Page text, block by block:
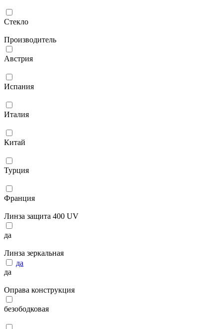
Стекло
Производитель
Австрия
Испания
Италия
Китай
Турция
Франция
Линза защита 400 UV
да
Линза зеркальная
да
да
Оправа конструкция
безободковая